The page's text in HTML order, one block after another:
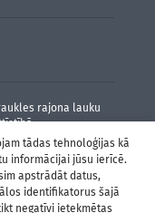
tādas tehnoloģijas kā
informācijai jūsu ierīcē.
apstrādāt datus,
identifikatorus šajā
negatīvi ietekmētas
rajona lauku